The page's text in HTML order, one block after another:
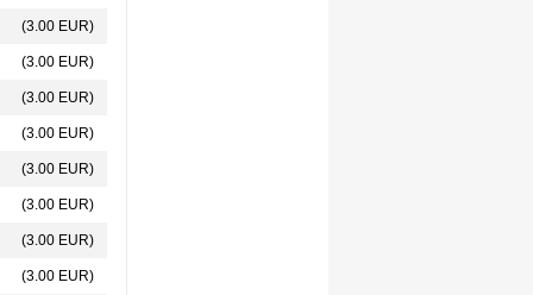
(3.00 EUR)
(3.00 EUR)
(3.00 EUR)
(3.00 EUR)
(3.00 EUR)
(3.00 EUR)
(3.00 EUR)
(3.00 EUR)